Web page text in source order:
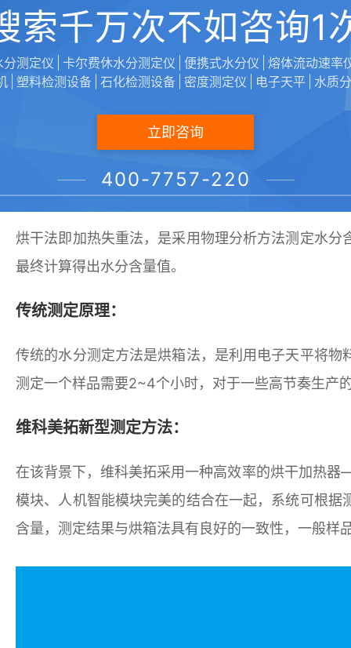
完全冷却。
6、测试完成后由于样品本身、加热单元和其他容过
维科美拓小课堂
烘干法检测原理：
烘干法即加热失重法，是采用物理分析方法测定水
最终计算得出水分含量值。
传统测定原理：
传统的水分测定方法是烘箱法，是利用电子天平将
测定一个样品需要2~4个小时，对于一些高节奏生产
维科美拓新型测定方法：
在该背景下，维科美拓采用一种高效率的烘干加热
模块、人机智能模块完美的结合在一起，系统可根
含量，测定结果与烘箱法具有良好的一致性，一般
索千万次不如咨询1
分测定仪 卡尔费休水分测定仪 便携式水分仪 熔体流动速率
塑料检测设备 石化检测设备 密度测定仪 电子天平 水质
立即咨询
400-7757-220